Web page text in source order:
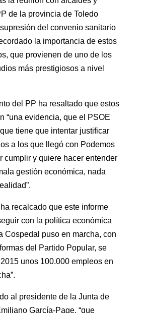
de la provincia de Toledo
del convenio sanitario
la importancia de estos
que provienen de uno de los
más prestigiosos a nivel
del PP ha resaltado que estos
“una evidencia, que el PSOE
tiene que intentar justificar
a los que llegó con Podemos
cumplir y quiere hacer entender
gestión económica, nada
recalcado que este informe
con la política económica
Cospedal puso en marcha, con
del Partido Popular, se
unos 100.000 empleos en
al presidente de la Junta de
García-Page, “que